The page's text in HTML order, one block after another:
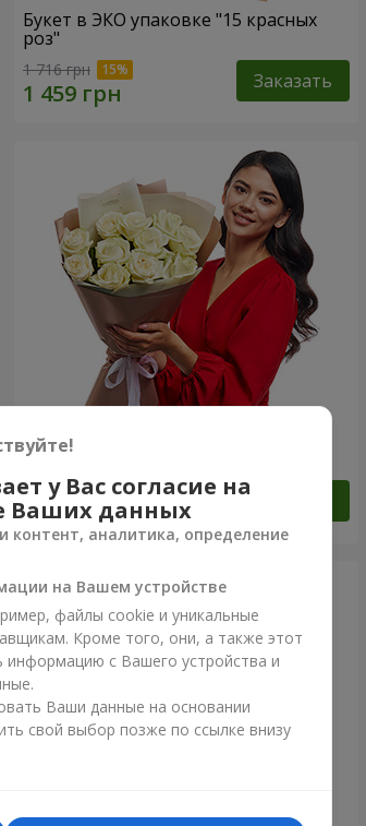
Букет в ЭКО упаковке "15 красных
роз"
1 716 грн Заказать
Авторский букет "11 белых роз!"
1 443 грн
у Вас согласие на
Ваших данных
контент, аналитика, определение
на Вашем устройстве
файлы cookie и уникальные
Кроме того, они, а также этот
информацию с Вашего устройства и
Ваши данные на основании
свой выбор позже по ссылке внизу